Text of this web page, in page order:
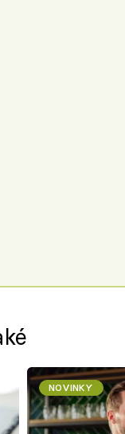
NOVINKY